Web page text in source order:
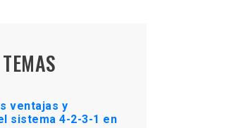
ventajas y
sistema 4-2-3-1 en